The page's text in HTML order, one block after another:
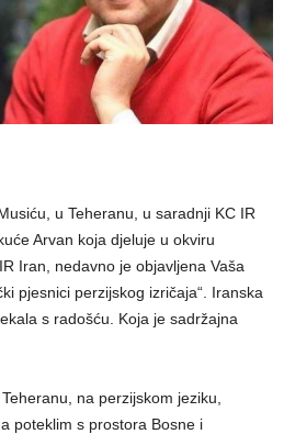
u Teheranu, u saradnji KC IR
Arvan koja djeluje u okviru
Iran, nedavno je objavljena Vaša
pjesnici perzijskog izričaja“. Iranska
s radošću. Koja je sadržajna
na perzijskom jeziku,
poteklim s prostora Bosne i